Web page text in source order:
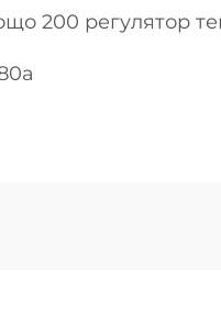
200 регулятор